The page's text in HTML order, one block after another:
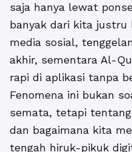
saja hanya lewat
banyak dari kita justru
media sosial,
akhir, sementara Al-
rapi di aplikasi tanpa
Fenomena ini bukan
semata, tetapi
dan bagaimana kita
tengah hiruk-pikuk